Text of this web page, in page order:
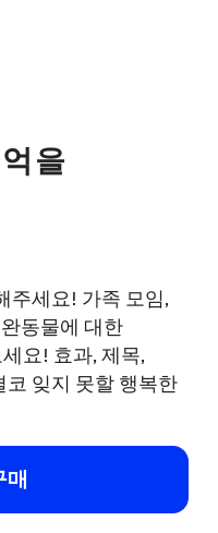
을
주세요! 가족 모임,
동물에 대한
요! 효과, 제목,
잊지 못할 행복한
매